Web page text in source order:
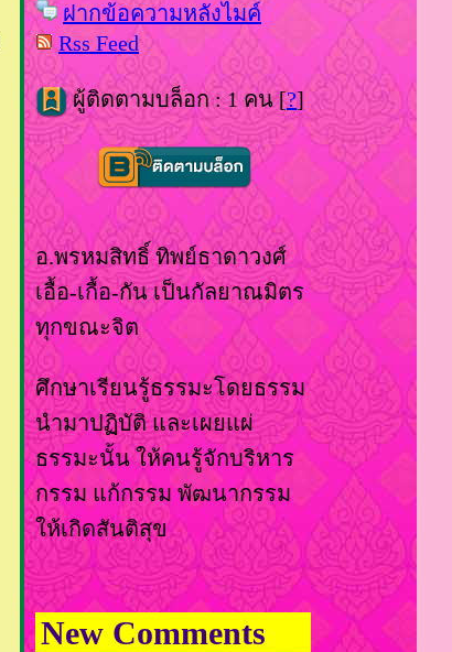
ฝากข้อความหลังไมค์
Rss Feed
ผู้ติดตามบล็อก : 1 คน [?]
อ.พรหมสิทธิ์ ทิพย์ธาดาวงศ์
เอื้อ-เกื้อ-กัน เป็นกัลยาณมิตร
ทุกขณะจิต
ศึกษาเรียนรู้ธรรมะโดยธรรม
นำมาปฏิบัติ และเผยแผ่
ธรรมะนั้น ให้คนรู้จักบริหาร
กรรม แก้กรรม พัฒนากรรม
ห้เกิดสันติสุข
New Comments